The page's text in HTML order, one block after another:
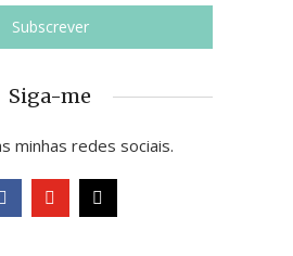
Siga-me
minhas redes sociais.